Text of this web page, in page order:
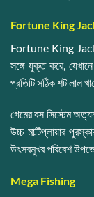
Fortune King
Fortune King
সঙ্গে যুক্ত করে,
প্রতিটি সঠিক শট লাল
গেমের বস সিস্টেম
উচ্চ মাল্টিপ্লায়ার
উৎসবমুখর পরিবেশ
Mega Fishing